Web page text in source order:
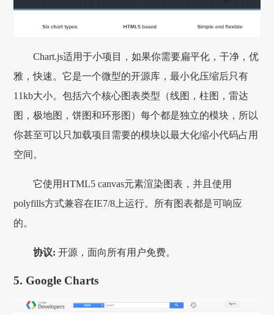
Chart.js适用于小项目，如果你需要扁平化，干净，优
雅，快速。它是一个微型的开源库，最小化压缩后只有
11kb大小。包括六个核心图表类型（线图，柱图，雷达
图，极地图，饼图和环形图）每个都是独立的模块，所以
你甚至可以只加载项目需要的模块以最大化缩小代码占用
空间。
它使用HTML5 canvas元素渲染图表，并且使用
polyfills方式兼容在IE7/8上运行。所有图表都是可响应
的。
协议: 开源，面向所有用户免费。
5. Google Charts